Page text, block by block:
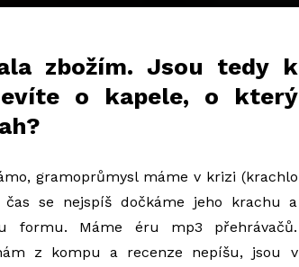
zbožím. Jsou tedy k
o kapele, o který
gramoprůmysl máme v krizi (krachlo
se nejspíš dočkáme jeho krachu a
formu. Máme éru mp3 přehrávačů.
z kompu a recenze nepíšu, jsou v